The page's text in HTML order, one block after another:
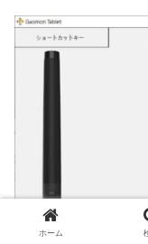
ホーム